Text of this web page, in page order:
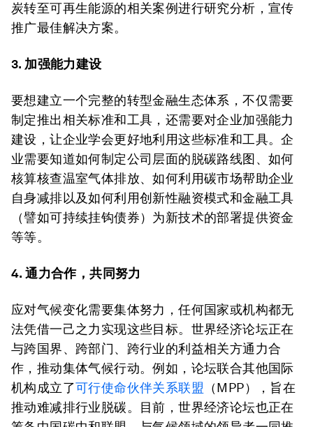
炭转至可再生能源的相关案例进行研究分析，宣传
推广最佳解决方案。
3. 加强能力建设
要想建立一个完整的转型金融生态体系，不仅需要
制定推出相关标准和工具，还需要对企业加强能力
建设，让企业学会更好地利用这些标准和工具。企
业需要知道如何制定公司层面的脱碳路线图、如何
核算核查温室气体排放、如何利用碳市场帮助企业
自身减排以及如何利用创新性融资模式和金融工具
（譬如可持续挂钩债券）为新技术的部署提供资金
等等。
4. 通力合作，共同努力
应对气候变化需要集体努力，任何国家或机构都无
法凭借一己之力实现这些目标。世界经济论坛正在
与跨国界、跨部门、跨行业的利益相关方通力合
作，推动集体气候行动。例如，论坛联合其他国际
机构成立了可行使命伙伴关系联盟 （MPP），旨在
推动难减排行业脱碳。目前，世界经济论坛也正在